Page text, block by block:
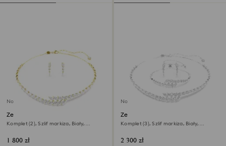
Nowość
Zestaw Mesmera
Komplet (2), Szlif markiza, Biały,
1 800 zł
Nowość
Zestaw Mesmera
Komplet (3), Szlif markiza, Biały,
2 300 zł